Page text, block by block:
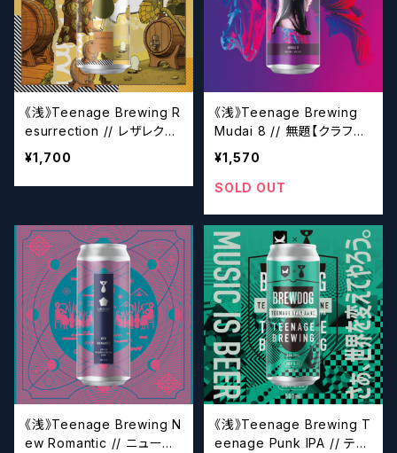
《浅》Teenage Brewing R
esurrection // レザレクシ
ョン【クラフトビール】
¥1,700
《浅》Teenage Brewing
Mudai 8 // 無題【クラフト
ビール】
¥1,570
SOLD OUT
《浅》Teenage Brewing N
ew Romantic // ニューロ
《浅》Teenage Brewing T
eenage Punk IPA // ティ